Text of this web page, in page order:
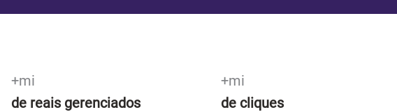
+mi
de reais gerenciados
+mi
de cliques